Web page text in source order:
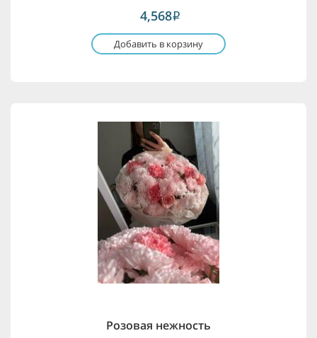
4,568i
Добавить в корзину
Розовая нежность